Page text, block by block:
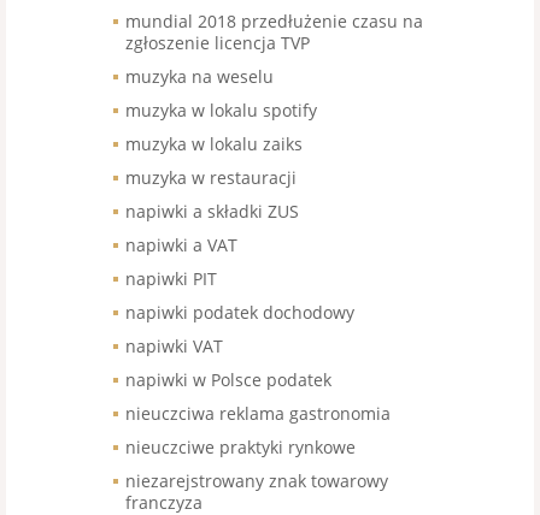
mundial 2018 przedłużenie czasu na
zgłoszenie licencja TVP
muzyka na weselu
muzyka w lokalu spotify
muzyka w lokalu zaiks
muzyka w restauracji
napiwki a składki ZUS
napiwki a VAT
napiwki PIT
napiwki podatek dochodowy
napiwki VAT
napiwki w Polsce podatek
nieuczciwa reklama gastronomia
nieuczciwe praktyki rynkowe
niezarejstrowany znak towarowy
franczyza